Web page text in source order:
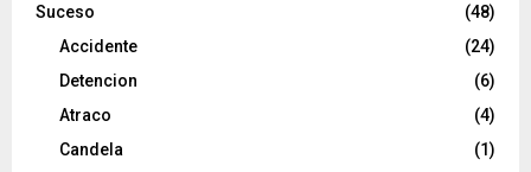
Suceso
(48)
Accidente
(24)
Detencion
(6)
Atraco
(4)
Candela
(1)